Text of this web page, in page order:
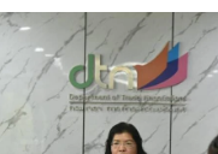
บริการและการลงทุนของ
วงโซ่มูลค่าโลก และตอนที่
องทรัพย์สินทางปัญญาภาย